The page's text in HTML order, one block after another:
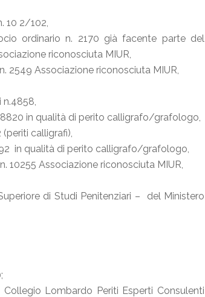
10 2/102,
ordinario n. 2170 già facente parte del
riconosciuta MIUR,
2549 Associazione riconosciuta MIUR,
n.4858,
in qualità di perito calligrafo/grafologo,
(periti calligrafi),
in qualità di perito calligrafo/grafologo,
10255 Associazione riconosciuta MIUR,
di Studi Penitenziari – del Ministero
Lombardo Periti Esperti Consulenti